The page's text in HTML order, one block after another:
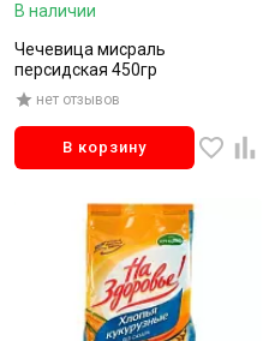
В наличии
Чечевица мисраль
персидская 450гр
нет отзывов
В корзину